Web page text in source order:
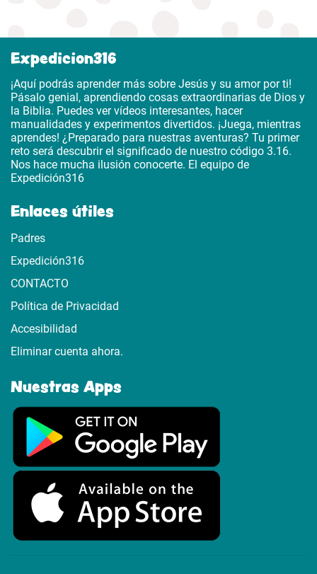
Expedicion316
¡Aquí podrás aprender más sobre Jesús y su amor por ti!
Pásalo genial, aprendiendo cosas extraordinarias de Dios y
la Biblia. Puedes ver vídeos interesantes, hacer
manualidades y experimentos divertidos. ¡Juega, mientras
aprendes! ¿Preparado para nuestras aventuras? Tu primer
reto será descubrir el significado de nuestro código 3.16.
Nos hace mucha ilusión conocerte. El equipo de
Expedición316
Enlaces útiles
Padres
Expedición316
CONTACTO
Política de Privacidad
Accesibilidad
Eliminar cuenta ahora.
Nuestras Apps